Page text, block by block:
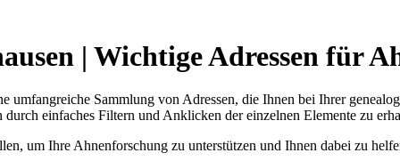
| Wichtige Adressen für
Sammlung von Adressen, die Ihnen bei Ihrer
einfaches Filtern und Anklicken der einzelnen Elemente zu
um Ihre Ahnenforschung zu unterstützen und Ihnen dabei zu